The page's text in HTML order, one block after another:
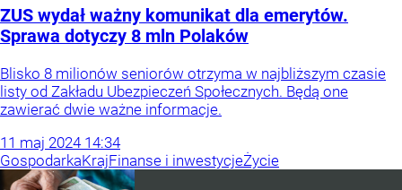
ZUS wydał ważny komunikat dla emerytów.
Sprawa dotyczy 8 mln Polaków
Blisko 8 milionów seniorów otrzyma w najbliższym czasie
listy od Zakładu Ubezpieczeń Społecznych. Będą one
zawierać dwie ważne informacje.
11 maj 2024 14:34
GospodarkaKrajFinanse i inwestycjeŻycie